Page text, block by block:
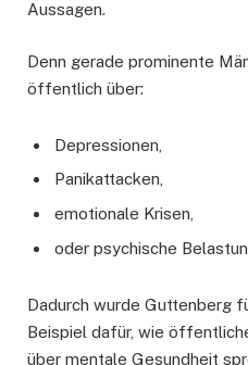
Aussagen.
Denn gerade prominente
öffentlich über:
Depressionen,
Panikattacken,
emotionale Krisen,
oder psychische
Dadurch wurde Guttenberg
Beispiel dafür, wie
über mentale Gesundheit